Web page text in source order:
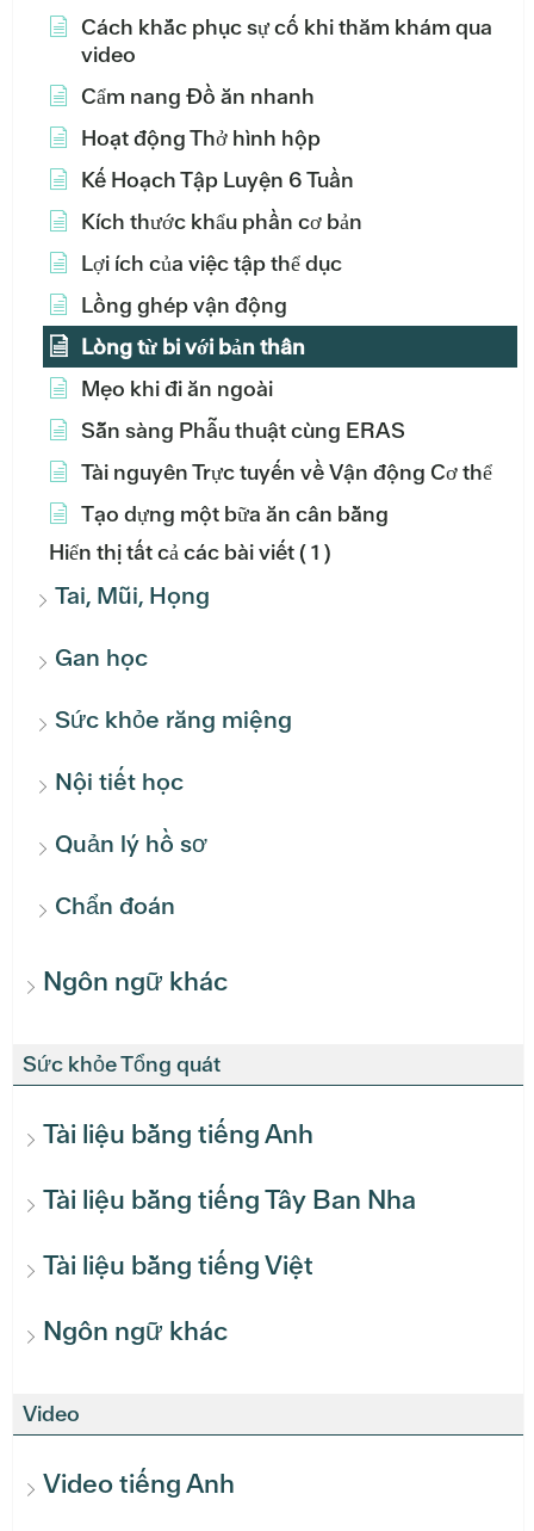
Cách khắc phục sự cố khi thăm khám qua
video
Cẩm nang Đồ ăn nhanh
Hoạt động Thở hình hộp
Kế Hoạch Tập Luyện 6 Tuần
Kích thước khẩu phần cơ bản
Lợi ích của việc tập thể dục
Lồng ghép vận động
Lòng từ bi với bản thân
Mẹo khi đi ăn ngoài
Sẵn sàng Phẫu thuật cùng ERAS
Tài nguyên Trực tuyến về Vận động Cơ thể
Tạo dựng một bữa ăn cân bằng
Hiển thị tất cả các bài viết( 1 )
Tai, Mũi, Họng
Gan học
Sức khỏe răng miệng
Nội tiết học
Quản lý hồ sơ
Chẩn đoán
Ngôn ngữ khác
Sức khỏe Tổng quát
Tài liệu bằng tiếng Anh
Tài liệu bằng tiếng Tây Ban Nha
Tài liệu bằng tiếng Việt
Ngôn ngữ khác
Video
Video tiếng Anh